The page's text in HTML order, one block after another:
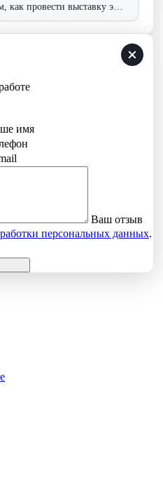
выставку эффективно!
имя
Ваш отзыв
персональных данных.